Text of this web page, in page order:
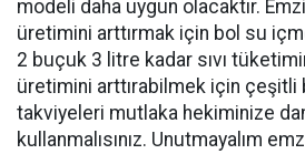
modeli daha uygun olacaktır.
üretimini arttırmak için bol su
2 buçuk 3 litre kadar sıvı
üretimini arttırabilmek için çeşitli
takviyeleri mutlaka hekiminize
kullanmalısınız. Unutmayalım